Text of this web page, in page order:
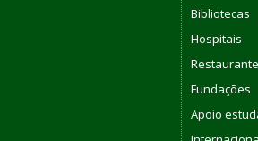
Bibliotecas
Hospitais
Fundações
Apoio